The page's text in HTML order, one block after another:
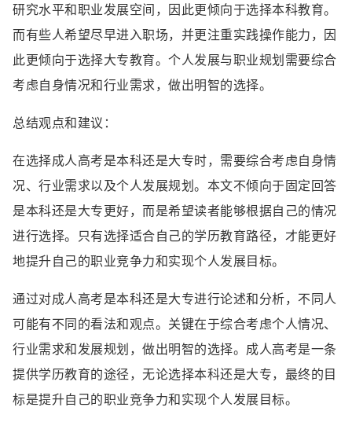
研究水平和职业发展空间，因此更倾向于选择本科教育。
而有些人希望尽早进入职场，并更注重实践操作能力，因
此更倾向于选择大专教育。个人发展与职业规划需要综合
考虑自身情况和行业需求，做出明智的选择。
总结观点和建议：
在选择成人高考是本科还是大专时，需要综合考虑自身情
况、行业需求以及个人发展规划。本文不倾向于固定回答
是本科还是大专更好，而是希望读者能够根据自己的情况
进行选择。只有选择适合自己的学历教育路径，才能更好
地提升自己的职业竞争力和实现个人发展目标。
通过对成人高考是本科还是大专进行论述和分析，不同人
可能有不同的看法和观点。关键在于综合考虑个人情况、
行业需求和发展规划，做出明智的选择。成人高考是一条
提供学历教育的途径，无论选择本科还是大专，最终的目
标是提升自己的职业竞争力和实现个人发展目标。